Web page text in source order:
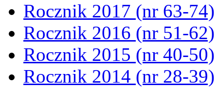
Rocznik 2017 (nr 63-74)
Rocznik 2016 (nr 51-62)
Rocznik 2015 (nr 40-50)
Rocznik 2014 (nr 28-39)